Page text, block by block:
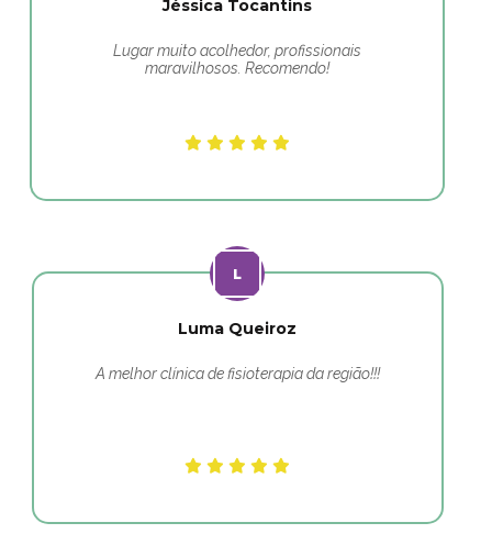
Jéssica Tocantins
Lugar muito acolhedor, profissionais
maravilhosos. Recomendo!
Luma Queiroz
A melhor clínica de fisioterapia da região!!!